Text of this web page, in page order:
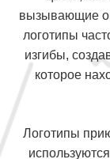
вызывающие
логотипы
изгибы,
которое
Логотипы